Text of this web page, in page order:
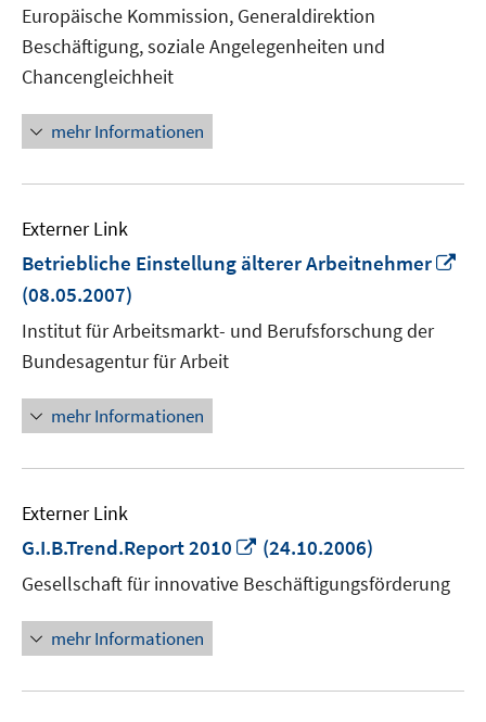
Fenster
öffnen
Europäische Kommission, Generaldirektion
Beschäftigung, soziale Angelegenheiten und
Chancengleichheit
mehr Informationen
Externer Link
Betriebliche Einstellung älterer Arbeitnehmer
(08.05.2007)
Institut für Arbeitsmarkt- und Berufsforschung der
Bundesagentur für Arbeit
mehr Informationen
Externer Link
G.I.B.Trend.Report 2010
In
neuem
Fenster
(24.10.2006)
Gesellschaft für innovative Beschäftigungsförderung
mehr Informationen